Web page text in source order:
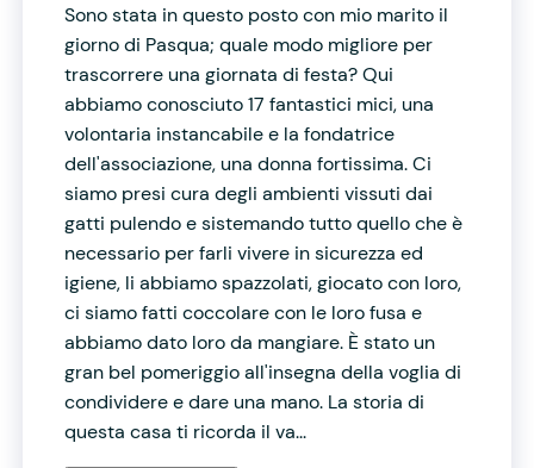
Sono stata in questo posto con mio marito il
giorno di Pasqua; quale modo migliore per
trascorrere una giornata di festa? Qui
abbiamo conosciuto 17 fantastici mici, una
volontaria instancabile e la fondatrice
dell'associazione, una donna fortissima. Ci
siamo presi cura degli ambienti vissuti dai
gatti pulendo e sistemando tutto quello che è
necessario per farli vivere in sicurezza ed
igiene, li abbiamo spazzolati, giocato con loro,
ci siamo fatti coccolare con le loro fusa e
abbiamo dato loro da mangiare. È stato un
gran bel pomeriggio all'insegna della voglia di
condividere e dare una mano. La storia di
questa casa ti ricorda il va...